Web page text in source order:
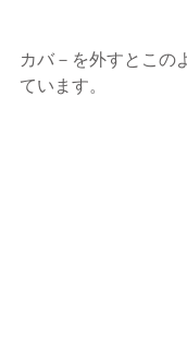
カバ－を外すとこの
ています。